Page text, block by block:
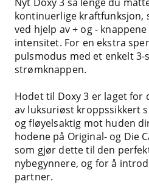
kontinuerlige kraftfunksjon,
ved hjelp av + og -
intensitet. For en ekstra
pulsmodus med et enkelt 3-
strømknappen.
Hodet til Doxy 3 er laget for
av luksuriøst kroppssikkert
og fløyelsaktig mot huden
hodene på Original- og Die
som gjør dette til den
nybegynnere, og for å
partner.